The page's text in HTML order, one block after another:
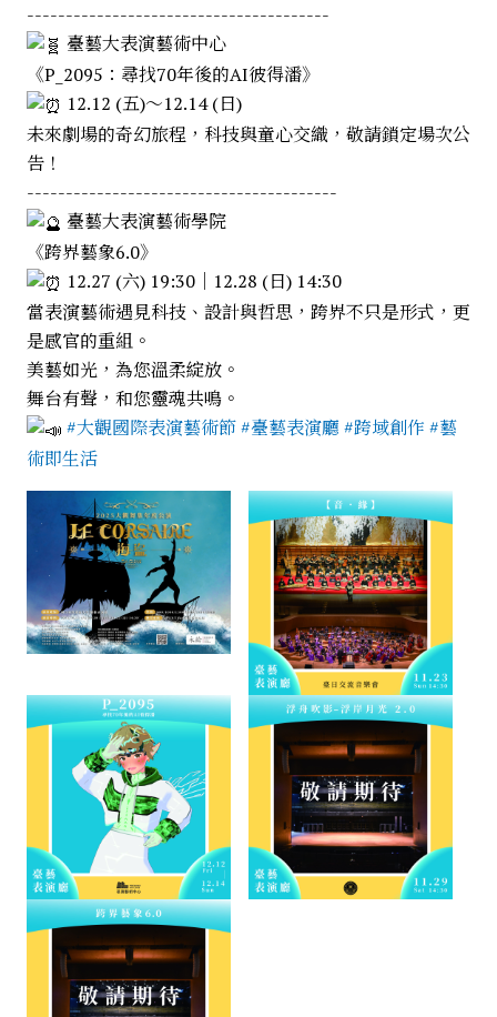
---------------------------------------
臺藝大表演藝術中心
《P_2095：尋找70年後的AI彼得潘》
12.12 (五)～12.14 (日)
未來劇場的奇幻旅程，科技與童心交織，敬請鎖定場次公
告！
----------------------------------------
臺藝大表演藝術學院
《跨界藝象6.0》
12.27 (六) 19:30｜12.28 (日) 14:30
當表演藝術遇見科技、設計與哲思，跨界不只是形式，更
是感官的重組。
美藝如光，為您溫柔綻放。
舞台有聲，和您靈魂共鳴。
#大觀國際表演藝術節#臺藝表演廳#跨域創作 #藝
術即生活